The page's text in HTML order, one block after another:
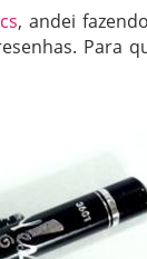
, andei
Para